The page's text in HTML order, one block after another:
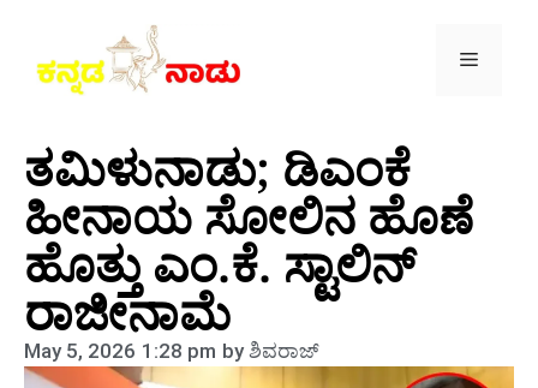
ತಮಿಳುನಾಡು; ಡಿಎಂಕೆ
ಹೀನಾಯ ಸೋಲಿನ ಹೊಣೆ
ಹೊತ್ತು ಎಂ.ಕೆ. ಸ್ಟಾಲಿನ್
ರಾಜೀನಾಮೆ
May 5, 2026 1:28 pm byಶಿವರಾಜ್